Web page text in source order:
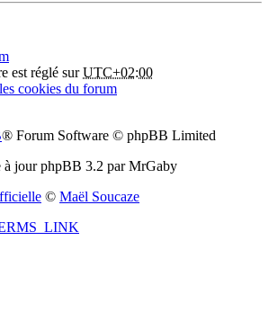
est réglé surUTC+02:00
cookies du forum
® Forum Software © phpBB Limited
à jour phpBB 3.2 par MrGaby
© Maël Soucaze